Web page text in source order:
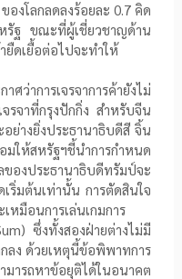
ของโลกลดลงร้อยละ0.7คิด
รัฐ ขณะที่ผู้เชี่ยวชาญด้าน
ยืดเยื้อต่อไปจะทำให้
ว่าการเจรจาการค้ายังไม่
รจาที่กรุงปักกิ่ง สำหรับจีน
ย่างยิ่งประธานาธิบดีสี จิ้น
ให้สหรัฐฯชี้นำการกำหนด
งประธานาธิบดีทรัมป์จะ
เริ่มต้นเท่านั้น การตัดสินใจ
หมือนการเล่นเกมการ
) ซึ่งทั้งสองฝ่ายต่างไม่มี
ลง ด้วยเหตุนี้ข้อพิพาทการ
ารถหาข้อยุติได้ในอนาคต